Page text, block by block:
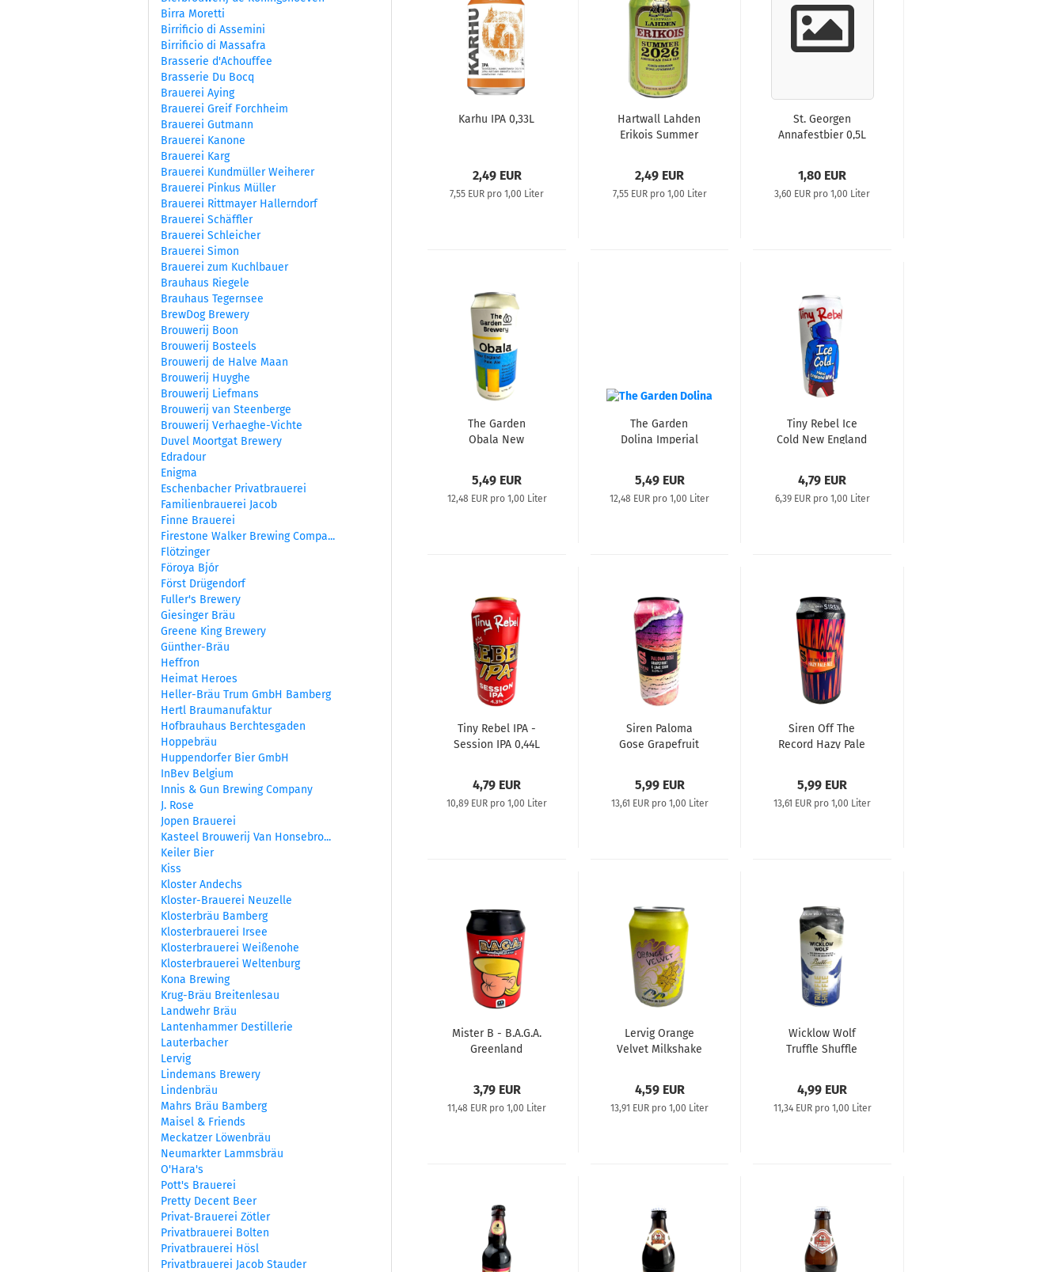
Karhu IPA 0,33L
2,49 EUR
7,55 EUR pro 1,00 Liter
Hartwall Lahden
Erikois Summer
2,49 EUR
7,55 EUR pro 1,00 Liter
St. Georgen
Annafestbier 0,5L
1,80 EUR
3,60 EUR pro 1,00 Liter
The Garden
Obala New
5,49 EUR
12,48 EUR pro 1,00 Liter
The Garden
Dolina Imperial
0,44L
5,49 EUR
12,48 EUR pro 1,00 Liter
Tiny Rebel Ice
Cold New England
4,79 EUR
6,39 EUR pro 1,00 Liter
Tiny Rebel IPA -
Session IPA 0,44L
4,79 EUR
10,89 EUR pro 1,00 Liter
Siren Paloma
Gose Grapefruit
5,99 EUR
13,61 EUR pro 1,00 Liter
Siren Off The
Record Hazy Pale
5,99 EUR
13,61 EUR pro 1,00 Liter
Mister B - B.A.G.A.
Greenland
3,79 EUR
11,48 EUR pro 1,00 Liter
Lervig Orange
Velvet Milkshake
4,59 EUR
13,91 EUR pro 1,00 Liter
Wicklow Wolf
Truffle Shuffle
4,99 EUR
11,34 EUR pro 1,00 Liter
Birra Moretti
Birrificio di Assemini
Birrificio di Massafra
Brasserie d'Achouffee
Brasserie Du Bocq
Brauerei Aying
Brauerei Greif Forchheim
Brauerei Gutmann
Brauerei Kanone
Brauerei Karg
Brauerei Kundmüller Weiherer
Brauerei Pinkus Müller
Brauerei Rittmayer Hallerndorf
Brauerei Schäffler
Brauerei Schleicher
Brauerei Simon
Brauerei zum Kuchlbauer
Brauhaus Riegele
Brauhaus Tegernsee
BrewDog Brewery
Brouwerij Boon
Brouwerij Bosteels
Brouwerij de Halve Maan
Brouwerij Huyghe
Brouwerij Liefmans
Brouwerij van Steenberge
Brouwerij Verhaeghe-Vichte
Duvel Moortgat Brewery
Edradour
Enigma
Eschenbacher Privatbrauerei
Familienbrauerei Jacob
Finne Brauerei
Firestone Walker Brewing Compa...
Flötzinger
Föroya Bjór
Först Drügendorf
Fuller's Brewery
Giesinger Bräu
Greene King Brewery
Günther-Bräu
Heffron
Heimat Heroes
Heller-Bräu Trum GmbH Bamberg
Hertl Braumanufaktur
Hofbrauhaus Berchtesgaden
Hoppebräu
Huppendorfer Bier GmbH
InBev Belgium
Innis & Gun Brewing Company
J. Rose
Jopen Brauerei
Kasteel Brouwerij Van Honsebro...
Keiler Bier
Kiss
Kloster Andechs
Kloster-Brauerei Neuzelle
Klosterbräu Bamberg
Klosterbrauerei Irsee
Klosterbrauerei Weißenohe
Klosterbrauerei Weltenburg
Kona Brewing
Krug-Bräu Breitenlesau
Landwehr Bräu
Lantenhammer Destillerie
Lauterbacher
Lervig
Lindemans Brewery
Lindenbräu
Mahrs Bräu Bamberg
Maisel & Friends
Meckatzer Löwenbräu
Neumarkter Lammsbräu
O'Hara's
Pott's Brauerei
Pretty Decent Beer
Privat-Brauerei Zötler
Privatbrauerei Bolten
Privatbrauerei Hösl
Privatbrauerei Jacob Stauder